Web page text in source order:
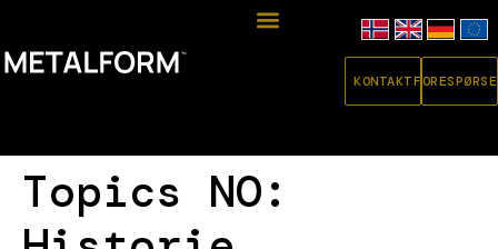
KONTAKT
Topics NO: